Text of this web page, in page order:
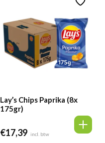
Lay’s Chips Paprika (8x
175gr)
€17,39 incl. btw